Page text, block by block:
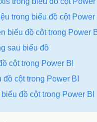
trong biểu đồ cột Power
biểu đồ cột trong Power
sau biểu đồ
cột trong Power BI
cột trong Power BI
đồ cột trong Power BI